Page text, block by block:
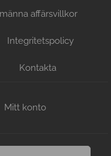
affärsvillkor
Integritetspolicy
Kontakta
Mitt konto